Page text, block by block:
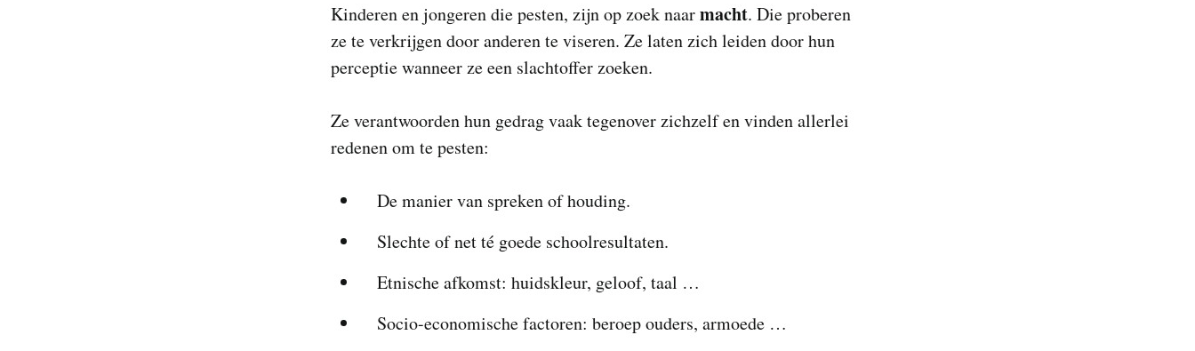
Kinderen en jongeren die pesten, zijn op zoek naarmacht. Die proberen
ze te verkrijgen door anderen te viseren. Ze laten zich leiden door hun
perceptie wanneer ze een slachtoffer zoeken.
Ze verantwoorden hun gedrag vaak tegenover zichzelf en vinden allerlei
redenen om te pesten:
De manier van spreken of houding.
Slechte of net té goede schoolresultaten.
Etnische afkomst: huidskleur, geloof, taal …
Socio-economische factoren: beroep ouders, armoede …